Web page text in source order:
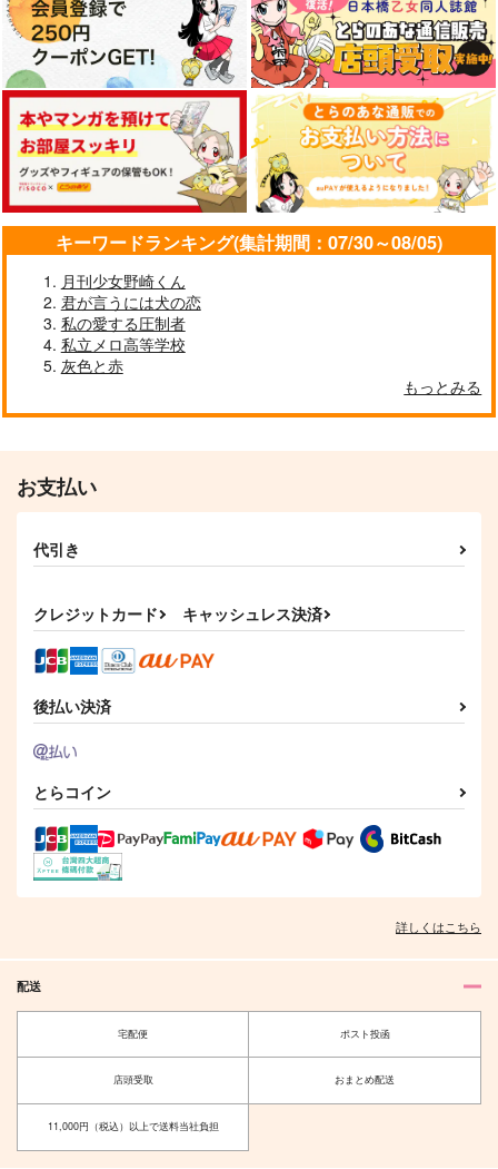
from 異郷より part2
対象.A
2,515円（税込）
ファイノン×モーディス
サンプル
作品詳細
Identity Poison 01
WhiteCipher
629円（税込）
Ｌ×夜神月
サンプル
黒服ふたり
韋駄天・ビー・ブライ
ンド！
944円（税込）
孫六兼元×女審神者
サンプル
シュトルムの祝典2
1,147
松野カラ松
サンプル
作品詳細
にぎやかし
1,572
1,257
1,257円（税込）
ヴァシリ×尾形百之助 2,672
ラギー×女監督生
キーワードランキング(集計期間：07/30～08/05)
月刊少女野崎くん
君が言うには犬の恋
私の愛する圧制者
私立メロ高等学校
灰色と赤
もっとみる
お支払い
代引き
クレジットカード キャッシュレス決済
後払い決済
とらコイン
詳しくはこちら
配送
宅配便 ポスト投函
店頭受取 おまとめ配送
11,000円（税込）以上で送料当社負担